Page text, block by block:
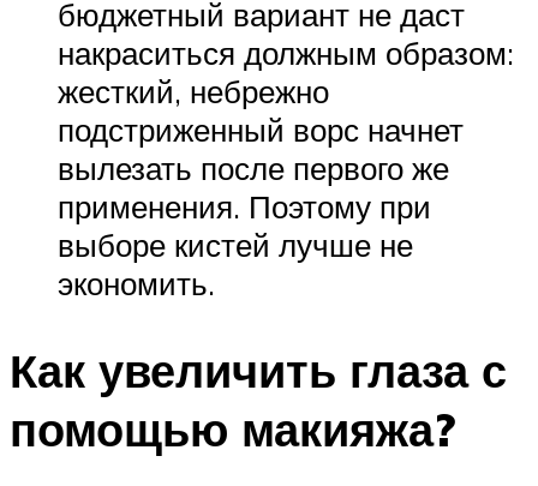
бюджетный вариант не даст
накраситься должным образом:
жесткий, небрежно
подстриженный ворс начнет
вылезать после первого же
применения. Поэтому при
выборе кистей лучше не
экономить.
Как увеличить глаза с
помощью макияжа?